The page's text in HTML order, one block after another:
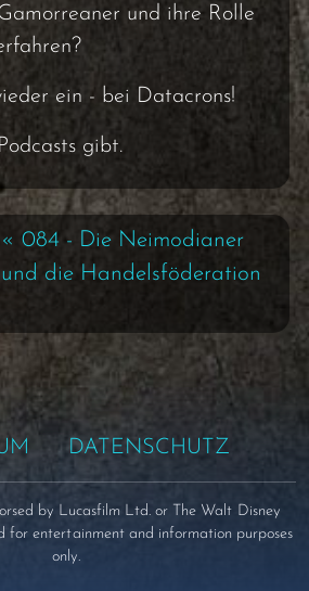
und ihre Rolle
ein - bei Datacrons!
gibt.
« 084 - Die Neimodianer
und die Handelsföderation
DATENSCHUTZ
by Lucasfilm Ltd. or The Walt Disney
for entertainment and information purposes
only.